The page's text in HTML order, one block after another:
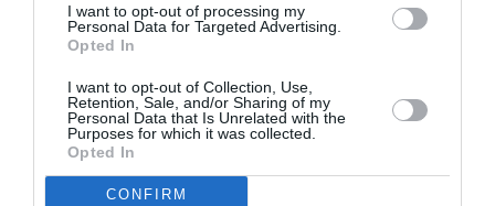
I want to opt-out of processing my
Personal Data for Targeted Advertising.
Opted In
I want to opt-out of Collection, Use,
Retention, Sale, and/or Sharing of my
Personal Data that Is Unrelated with the
Purposes for which it was collected.
Opted In
CONFIRM